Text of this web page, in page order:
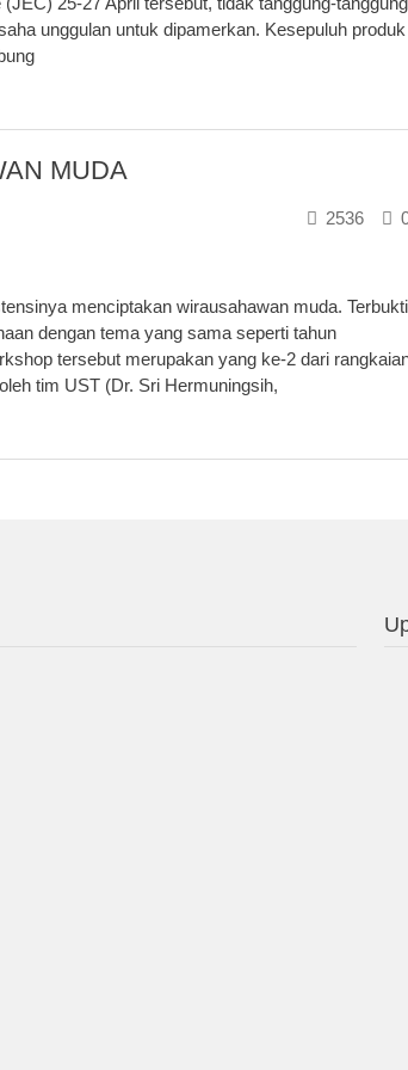
unggulan untuk dipamerkan. Kesepuluh produk
MUDA
2536
menciptakan wirausahawan muda. Terbukti
dengan tema yang sama seperti tahun
tersebut merupakan yang ke-2 dari
tim UST (Dr. Sri Hermuningsih,